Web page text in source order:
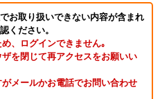
お取り扱いできない内容が含まれ
ください。
、ログインできません｡
を閉じて再アクセスをお願いい
メールかお電話でお問い合わせ